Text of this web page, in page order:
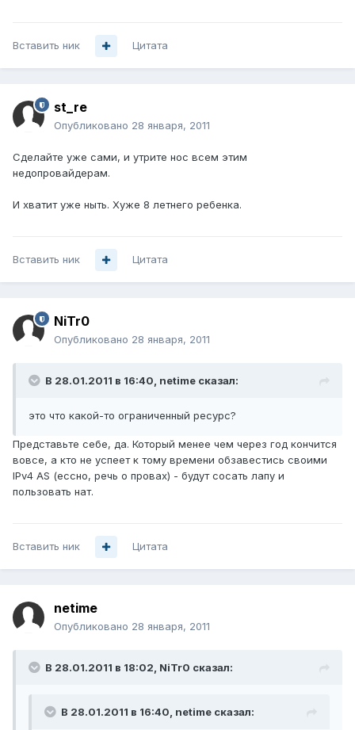
Вставить ник Цитата
st_re
Опубликовано 28 января, 2011
Сделайте уже сами, и утрите нос всем этим
недопровайдерам.
И хватит уже ныть. Хуже 8 летнего ребенка.
Вставить ник Цитата
NiTr0
Опубликовано 28 января, 2011
В 28.01.2011 в 16:40, netime сказал:
это что какой-то ограниченный ресурс?
Представьте себе, да. Который менее чем через год кончится
вовсе, а кто не успеет к тому времени обзавестись своими
IPv4 AS (ессно, речь о провах) - будут сосать лапу и
пользовать нат.
Вставить ник Цитата
netime
Опубликовано 28 января, 2011
В 28.01.2011 в 18:02, NiTr0 сказал:
В 28.01.2011 в 16:40, netime сказал: